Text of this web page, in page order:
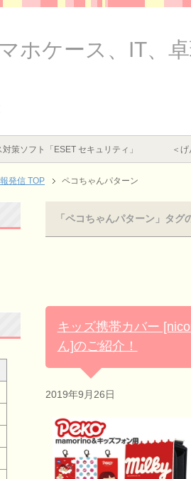
ホケース、IT、
策ソフト「ESET セキュリティ」 ＜
発信 TOP ペコちゃんパターン
「ペコちゃんパターン」タグ
キッズ携帯カバー
ん]のご紹介！
2019年9月26日